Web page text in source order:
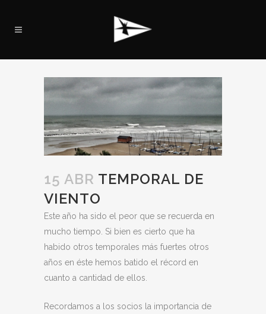
15 ABR TEMPORAL DE
VIENTO
Este año ha sido el peor que se recuerda en
mucho tiempo. Si bien es cierto que ha
habido otros temporales más fuertes otros
años en éste hemos batido el récord en
cuanto a cantidad de ellos.
Recordamos a los socios la importancia de